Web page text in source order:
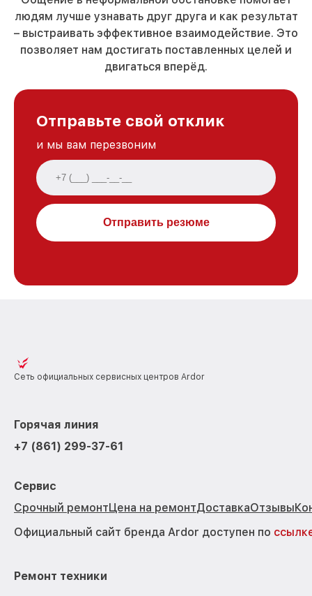
людям лучше узнавать друг друга и как результат
– выстраивать эффективное взаимодействие. Это
позволяет нам достигать поставленных целей и
двигаться вперёд.
Отправьте свой отклик
и мы вам перезвоним
Сеть официальных сервисных центров Ardor
Горячая линия
+7 (861) 299-37-61
Сервис
Срочный ремонтЦена на ремонтДоставкаОтзывы
Официальный сайт бренда Ardor доступен по
Ремонт техники